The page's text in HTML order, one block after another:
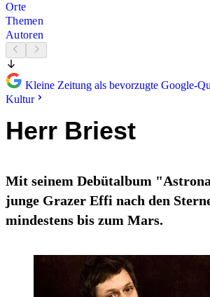
Orte
Themen
Autoren
Kleine Zeitung als bevorzugte Google-
Kultur
Herr Briest
Mit seinem Debütalbum
junge Grazer Effi nach den
mindestens bis zum Mars.